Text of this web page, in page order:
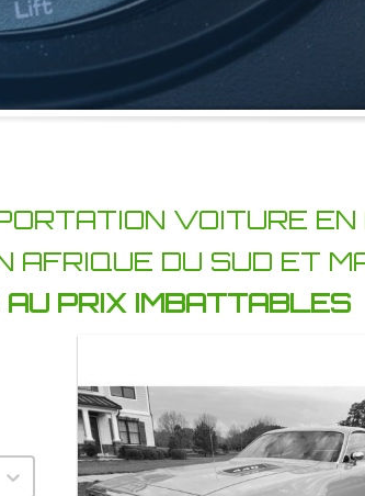
VOITURE
AFRIQUE DU SUD ET
AU PRIX IMBATTABLES